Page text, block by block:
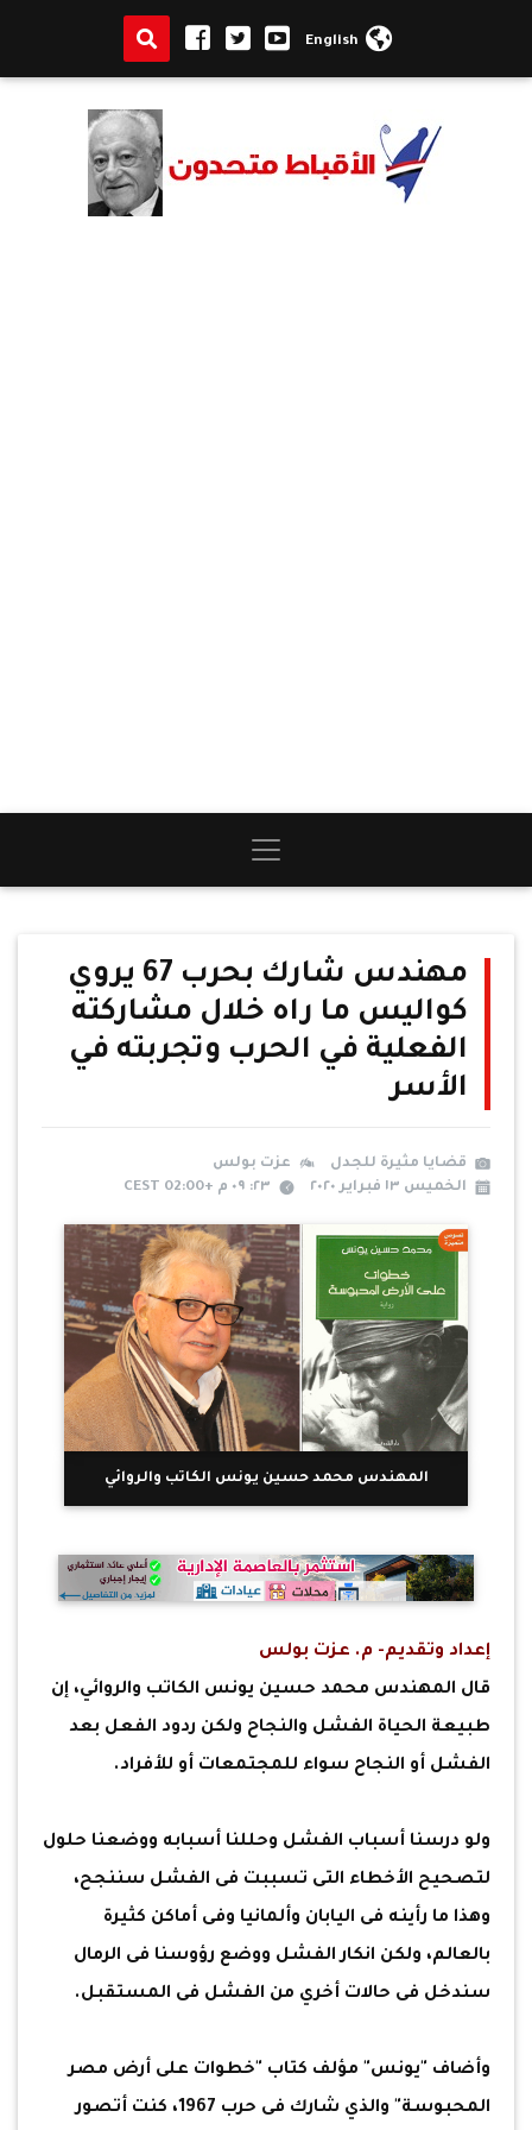
English
مهندس شارك بحرب 67 يروي
كواليس ما راه خلال مشاركته
الفعلية في الحرب وتجربته في
الأسر
قضايا مثيرة للجدل
عزت بولس
الخميس ١٣ فبراير ٢٠٢٠
٢٣: ٠٩ م +02:00 CEST
المهندس محمد حسين يونس الكاتب والروائي
إعداد وتقديم- م. عزت بولس
قال المهندس محمد حسين يونس الكاتب والروائي، إن
طبيعة الحياة الفشل والنجاح ولكن ردود الفعل بعد
الفشل أو النجاح سواء للمجتمعات أو للأفراد.
ولو درسنا أسباب الفشل وحللنا أسبابه ووضعنا حلول
لتصحيح الأخطاء التى تسببت فى الفشل سننجح،
وهذا ما رأينه فى اليابان وألمانيا وفى أماكن كثيرة
بالعالم، ولكن انكار الفشل ووضع رؤوسنا فى الرمال
سندخل فى حالات أخري من الفشل فى المستقبل.
وأضاف "يونس" مؤلف كتاب "خطوات على أرض مصر
المحبوسة" والذي شارك فى حرب 1967، كنت أتصور